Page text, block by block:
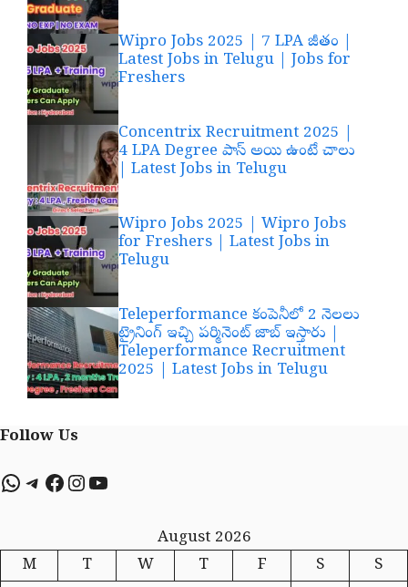
Wipro Jobs 2025 | 7 LPA జీతం |
Latest Jobs in Telugu | Jobs for
Freshers
Concentrix Recruitment 2025 |
4 LPA Degree పాస్ అయి ఉంటే చాలు
| Latest Jobs in Telugu
Wipro Jobs 2025 | Wipro Jobs
for Freshers | Latest Jobs in
Telugu
Teleperformance కంపెనీలో 2 నెలలు
ట్రైనింగ్ ఇచ్చి పర్మినెంట్ జాబ్ ఇస్తారు |
Teleperformance Recruitment
2025 | Latest Jobs in Telugu
Follow Us
WhatsApp
Telegram
Facebook
Instagram
YouTube
August 2026
M
T W T F S
S